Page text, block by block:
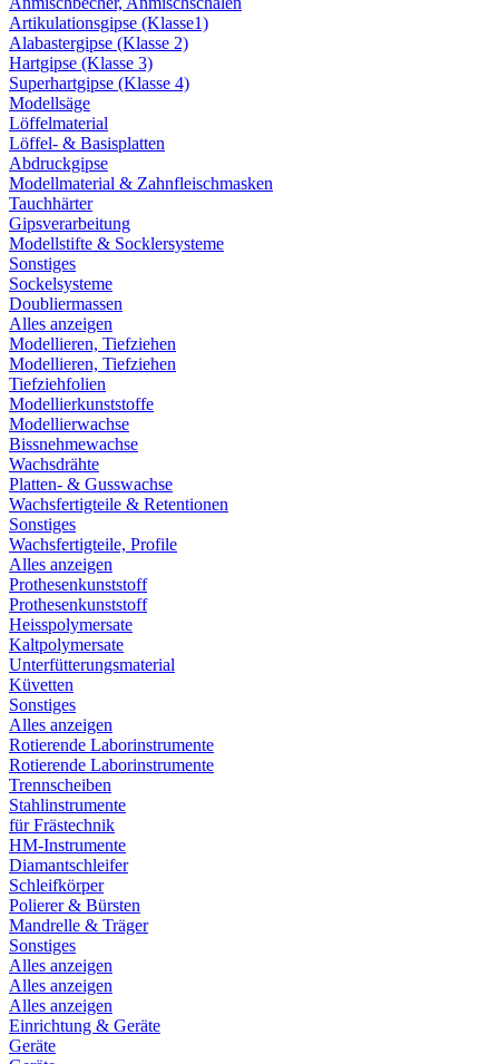
Artikulationsgipse (Klasse1)
Alabastergipse (Klasse 2)
Hartgipse (Klasse 3)
Superhartgipse (Klasse 4)
Modellsäge
Löffelmaterial
Löffel- & Basisplatten
Abdruckgipse
Modellmaterial & Zahnfleischmasken
Tauchhärter
Gipsverarbeitung
Modellstifte & Socklersysteme
Sonstiges
Sockelsysteme
Doubliermassen
Alles anzeigen
Modellieren, Tiefziehen
Modellieren, Tiefziehen
Tiefziehfolien
Modellierkunststoffe
Modellierwachse
Bissnehmewachse
Wachsdrähte
Platten- & Gusswachse
Wachsfertigteile & Retentionen
Sonstiges
Wachsfertigteile, Profile
Alles anzeigen
Prothesenkunststoff
Prothesenkunststoff
Heisspolymersate
Kaltpolymersate
Unterfütterungsmaterial
Küvetten
Sonstiges
Alles anzeigen
Rotierende Laborinstrumente
Rotierende Laborinstrumente
Trennscheiben
Stahlinstrumente
für Frästechnik
HM-Instrumente
Diamantschleifer
Schleifkörper
Polierer & Bürsten
Mandrelle & Träger
Sonstiges
Alles anzeigen
Alles anzeigen
Alles anzeigen
Einrichtung & Geräte
Geräte